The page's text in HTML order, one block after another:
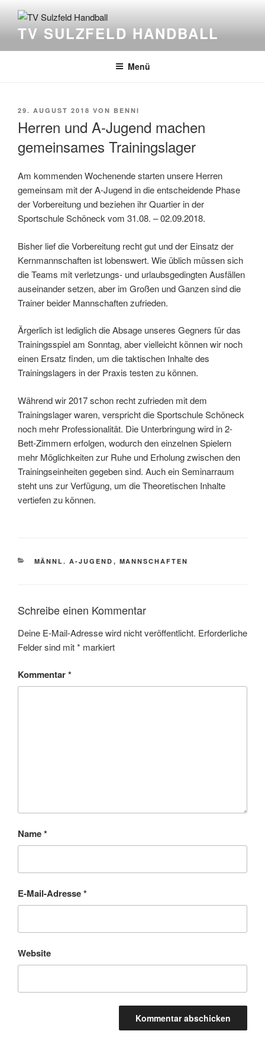
Inhalt
springenTV SULZFELD HANDBALL
Menü
VERÖFFENTLICHT
29. AUGUST 2018 VON BENNI
Herren und A-Jugend machen
gemeinsames Trainingslager
Am kommenden Wochenende starten unsere Herren
gemeinsam mit der A-Jugend in die entscheidende Phase
der Vorbereitung und beziehen ihr Quartier in der
Sportschule Schöneck vom 31.08. – 02.09.2018.
Bisher lief die Vorbereitung recht gut und der Einsatz der
Kernmannschaften ist lobenswert. Wie üblich müssen sich
die Teams mit verletzungs- und urlaubsgedingten Ausfällen
auseinander setzen, aber im Großen und Ganzen sind die
Trainer beider Mannschaften zufrieden.
Ärgerlich ist lediglich die Absage unseres Gegners für das
Trainingsspiel am Sonntag, aber vielleicht können wir noch
einen Ersatz finden, um die taktischen Inhalte des
Trainingslagers in der Praxis testen zu können.
Während wir 2017 schon recht zufrieden mit dem
Trainingslager waren, verspricht die Sportschule Schöneck
noch mehr Professionalität. Die Unterbringung wird in 2-
Bett-Zimmern erfolgen, wodurch den einzelnen Spielern
mehr Möglichkeiten zur Ruhe und Erholung zwischen den
Trainingseinheiten gegeben sind. Auch ein Seminarraum
steht uns zur Verfügung, um die Theoretischen Inhalte
vertiefen zu können.
KATEGORIEN
MÄNNL. A-JUGEND , MANNSCHAFTEN
Schreibe einen Kommentar
Deine E-Mail-Adresse wird nicht veröffentlicht. Erforderliche
Felder sind mit* markiert
Kommentar*
Name*
E-Mail-Adresse*
Website